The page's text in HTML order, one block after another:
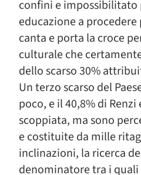
confini e impossibilitato
educazione a
canta e porta la croce
culturale che
dello scarso 30%
Un terzo scarso del
poco, e il 40,8% di
scoppiata, ma sono
e costituite da mille
inclinazioni, la ricerca
denominatore tra i